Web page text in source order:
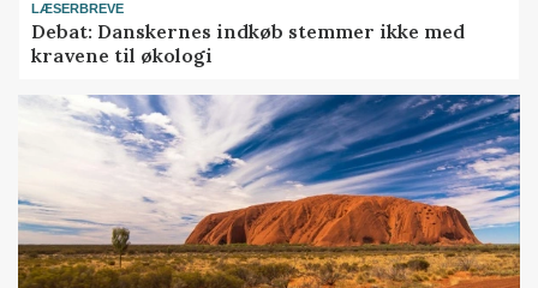
LÆSERBREVE
Debat: Danskernes indkøb stemmer ikke med
kravene til økologi